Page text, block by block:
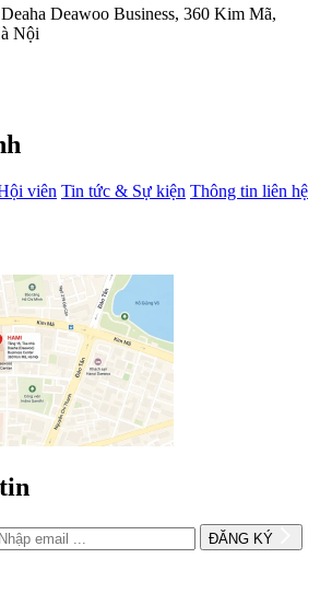
Deawoo Business, 360 Kim Mã,
Nội
viên Tin tức & Sự kiện Thông tin liên hệ
ĐĂNG KÝ